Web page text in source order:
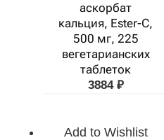
аскорбат
кальция, Ester-C,
500 мг, 225
вегетарианских
таблеток
3884 ₽
Add to Wishlist